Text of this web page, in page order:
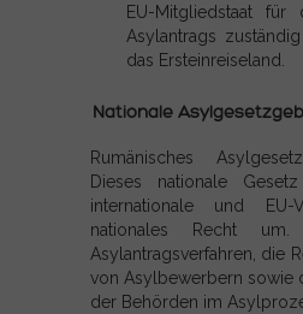
EU-Mitgliedstaat für
Asylantrags
das Ersteinreiseland.
Nationale
Rumänisches
Dieses nationale
internationale und EU-
nationales Recht
Asylantragsverfahren, die
von Asylbewerbern sowie
der Behörden im